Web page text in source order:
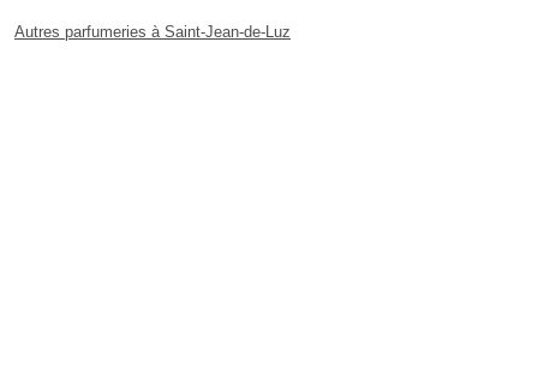
Autres parfumeries à Saint-Jean-de-Luz